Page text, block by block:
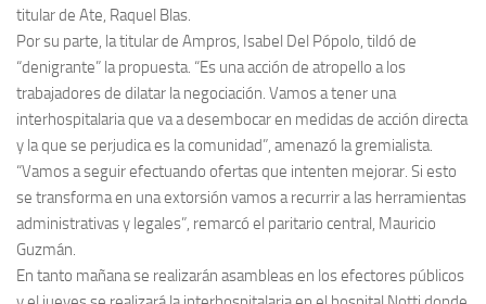
titular de Ate, Raquel Blas.
Por su parte, la titular de Ampros, Isabel Del Pópolo, tildó de
“denigrante” la propuesta. “Es una acción de atropello a los
trabajadores de dilatar la negociación. Vamos a tener una
interhospitalaria que va a desembocar en medidas de acción directa
y la que se perjudica es la comunidad”, amenazó la gremialista.
“Vamos a seguir efectuando ofertas que intenten mejorar. Si esto
se transforma en una extorsión vamos a recurrir a las herramientas
administrativas y legales”, remarcó el paritario central, Mauricio
Guzmán.
En tanto mañana se realizarán asambleas en los efectores públicos